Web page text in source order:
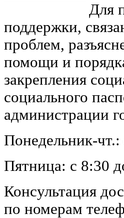
Для
поддержки,
проблем,
помощи и
закрепления
социального
администрации
Понедельник-
Пятница: с 8:30
Консультация
по номерам